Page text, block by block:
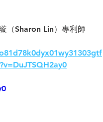
（Sharon Lin）專利師